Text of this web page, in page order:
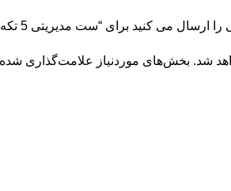
برای “ست مدیریتی 5 تکه سفید تبلیغاتی با چراغ خواب”
شد. بخش‌های موردنیاز علامت‌گذاری